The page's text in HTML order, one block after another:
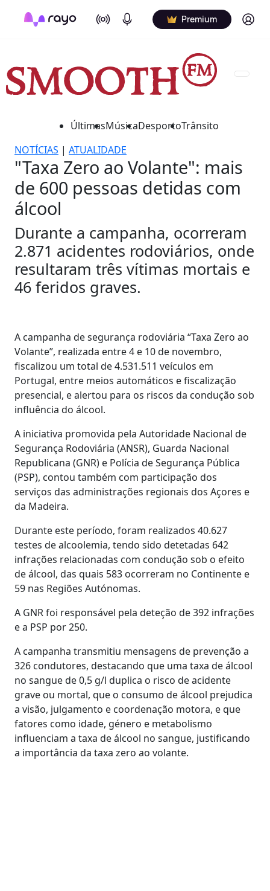
On Air Podcasts Premium Log in
ÚltimasMúsicaDesportoTrânsito
NOTÍCIAS | ATUALIDADE
"Taxa Zero ao Volante": mais
de 600 pessoas detidas com
álcool
Durante a campanha, ocorreram
2.871 acidentes rodoviários, onde
resultaram três vítimas mortais e
46 feridos graves.
A campanha de segurança rodoviária “Taxa Zero ao
Volante”, realizada entre 4 e 10 de novembro,
fiscalizou um total de 4.531.511 veículos em
Portugal, entre meios automáticos e fiscalização
presencial, e alertou para os riscos da condução sob
influência do álcool.
A iniciativa promovida pela Autoridade Nacional de
Segurança Rodoviária (ANSR), Guarda Nacional
Republicana (GNR) e Polícia de Segurança Pública
(PSP), contou também com participação dos
serviços das administrações regionais dos Açores e
da Madeira.
Durante este período, foram realizados 40.627
testes de alcoolemia, tendo sido detetadas 642
infrações relacionadas com condução sob o efeito
de álcool, das quais 583 ocorreram no Continente e
59 nas Regiões Autónomas.
A GNR foi responsável pela deteção de 392 infrações
e a PSP por 250.
A campanha transmitiu mensagens de prevenção a
326 condutores, destacando que uma taxa de álcool
no sangue de 0,5 g/l duplica o risco de acidente
grave ou mortal, que o consumo de álcool prejudica
a visão, julgamento e coordenação motora, e que
fatores como idade, género e metabolismo
influenciam a taxa de álcool no sangue, justificando
a importância da taxa zero ao volante.